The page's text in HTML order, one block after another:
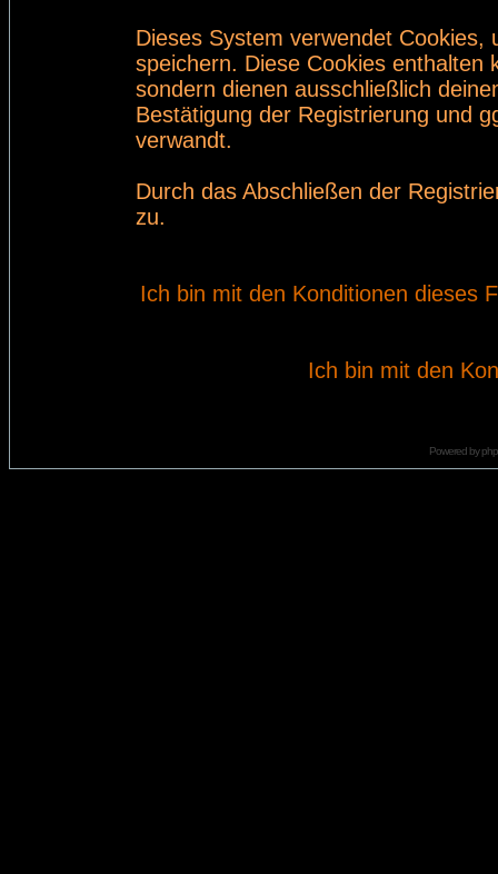
Dieses System verwendet
speichern. Diese Cookies enthalten
sondern dienen ausschließlich
Bestätigung der Registrierung und
verwandt.
Durch das Abschließen der
zu.
Ich bin mit den Konditionen dieses
Ich bin mit den
Powered by